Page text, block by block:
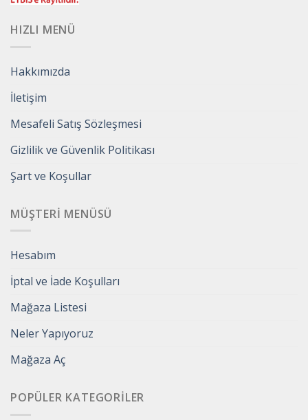
HIZLI MENÜ
Hakkımızda
İletişim
Mesafeli Satış Sözleşmesi
Gizlilik ve Güvenlik Politikası
Şart ve Koşullar
MÜŞTERI MENÜSÜ
Hesabım
İptal ve İade Koşulları
Mağaza Listesi
Neler Yapıyoruz
Mağaza Aç
POPÜLER KATEGORILER